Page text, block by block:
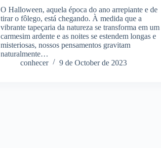
O Halloween, aquela época do ano arrepiante e de
tirar o fôlego, está chegando. À medida que a
vibrante tapeçaria da natureza se transforma em um
carmesim ardente e as noites se estendem longas e
misteriosas, nossos pensamentos gravitam
naturalmente…
conhecer
9 de October de 2023